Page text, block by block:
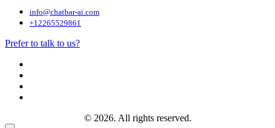
info@chatbar-ai.com
+12265529861
Prefer to talk to us?
© 2026. All rights reserved.